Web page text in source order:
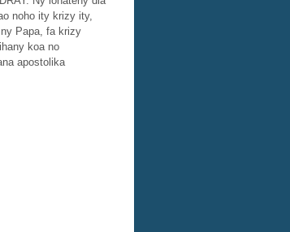
noho ity krizy ity,
Papa, fa krizy
koa no
apostolika